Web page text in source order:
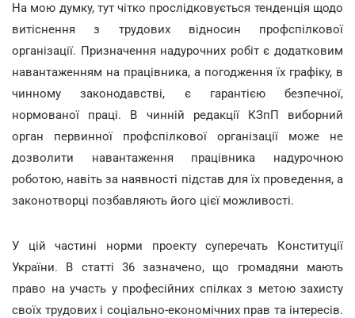
На мою думку, тут чітко прослідковується тенденція щодо
витіснення з трудових відносин профспілкової
організації. Призначення надурочних робіт є додатковим
навантаженням на працівника, а погодження їх графіку, в
чинному законодавстві, є гарантією безпечної,
нормованої праці. В чинній редакції КЗпП виборний
орган первинної профспілкової організації може не
дозволити навантаження працівника надурочною
роботою, навіть за наявності підстав для їх проведення, а
законотворці позбавляють його цієї можливості.
У цій частині норми проекту суперечать Конституції
України. В статті 36 зазначено, що громадяни мають
право на участь у професійних спілках з метою захисту
своїх трудових і соціально-економічних прав та інтересів.